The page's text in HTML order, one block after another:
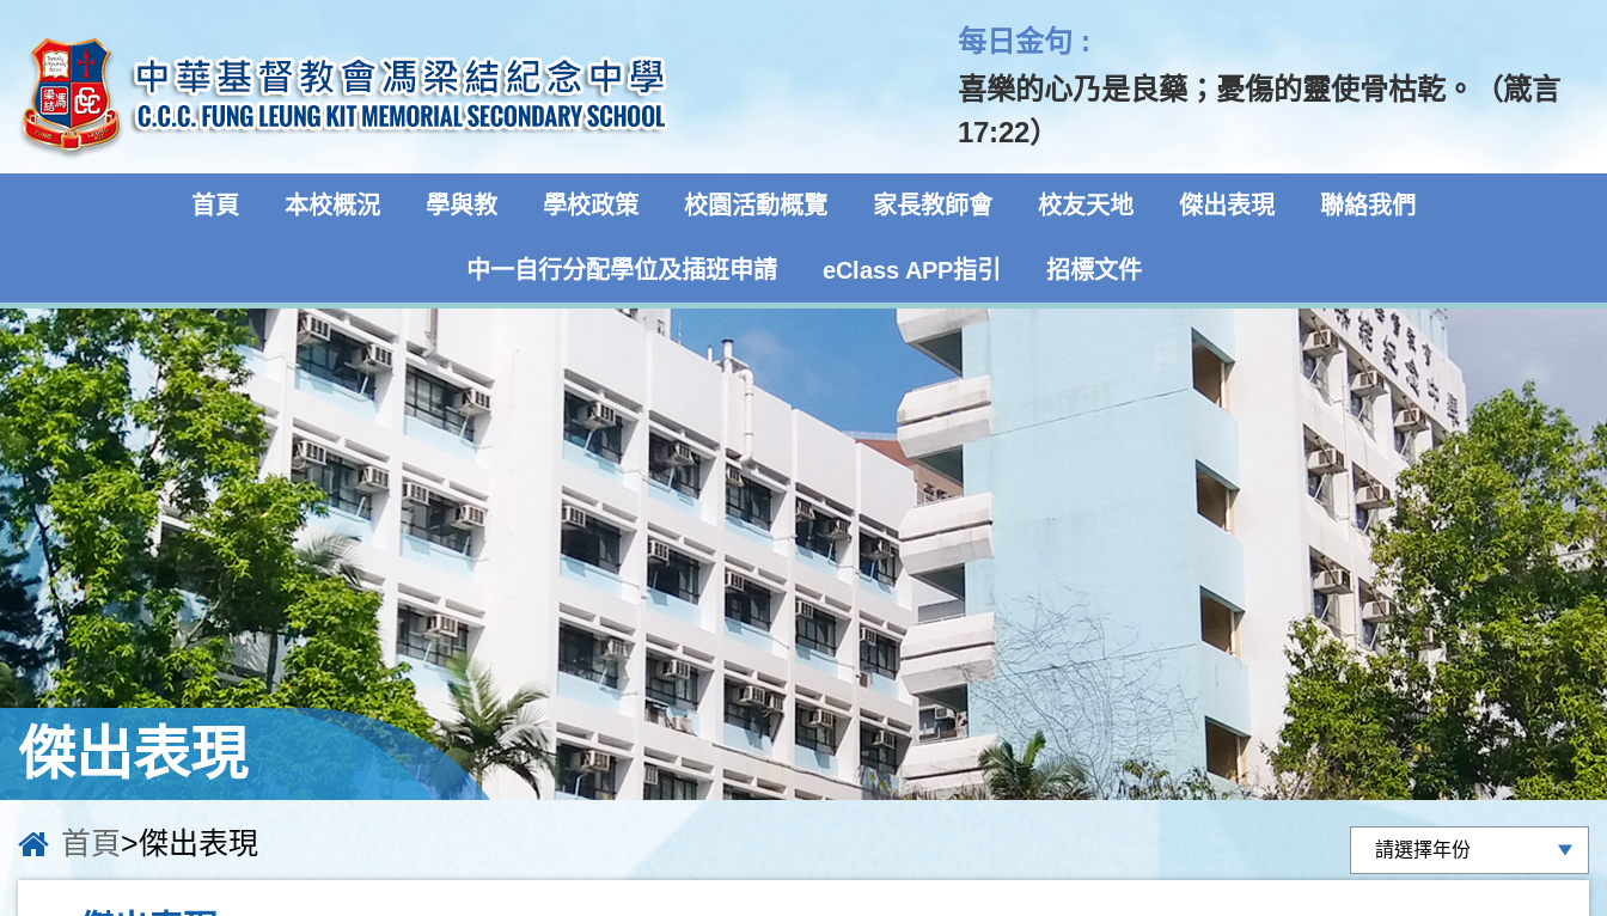
每日金句 :
喜樂的心乃是良藥；憂傷的靈使骨枯乾。（箴言
17:22）
首頁 本校概況 學與教 學校政策 校園活動概覽 家長教師會 校友天地 傑出表現 聯絡我們
中一自行分配學位及插班申請 eClass APP指引 招標文件
傑出表現
首頁>傑出表現